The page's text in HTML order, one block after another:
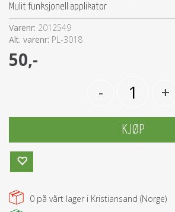
Mulit funksjonell applikator
Varenr: 2012549
Alt. varenr: PL-3018
50,-
- +
KJØP
0 på vårt lager i Kristiansand (Norge)